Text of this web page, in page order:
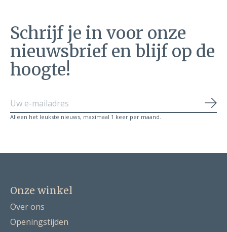
Schrijf je in voor onze
nieuwsbrief en blijf op de
hoogte!
Alleen het leukste nieuws, maximaal 1 keer per maand.
Onze winkel
Over ons
Openingstijden